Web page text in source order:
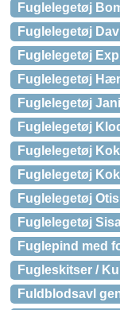
Fuglelegetøj
Fuglelegetøj
Fuglelegetøj
Fuglelegetøj
Fuglelegetøj
Fuglelegetøj
Fuglelegetøj
Fuglelegetøj
Fuglelegetøj
Fuglelegetøj
Fuglepind med
Fugleskitser /
Fuldblodsavl